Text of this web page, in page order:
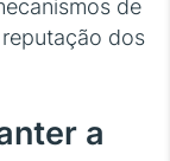
de
dos
a